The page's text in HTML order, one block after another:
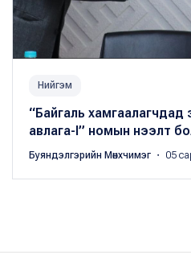
Нийгэм
“Байгаль хамгаалагчдад
авлага-I” номын нээлт
Буяндэлгэрийн Мөнхчимэг ・ 05